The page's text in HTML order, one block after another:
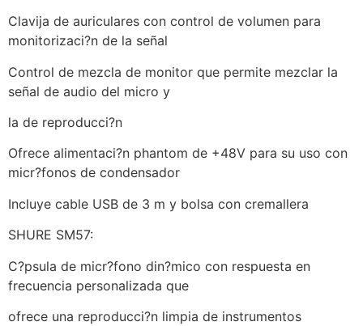
Clavija de auriculares con control de volumen para
monitorizaci?n de la señal
Control de mezcla de monitor que permite mezclar la
señal de audio del micro y
la de reproducci?n
Ofrece alimentaci?n phantom de +48V para su uso con
micr?fonos de condensador
Incluye cable USB de 3 m y bolsa con cremallera
SHURE SM57:
C?psula de micr?fono din?mico con respuesta en
frecuencia personalizada que
ofrece una reproducci?n limpia de instrumentos